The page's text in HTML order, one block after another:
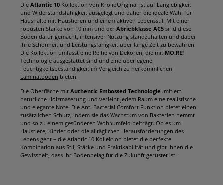
Die Atlantic 10 Kollektion von KronoOriginal ist auf Langlebigkeit
und Widerstandsfähigkeit ausgelegt und daher die ideale Wahl für
Haushalte mit Haustieren und einem aktiven Lebensstil. Mit einer
robusten Stärke von 10 mm und der Abriebklasse AC5 sind diese
Böden dafür gemacht, intensiver Nutzung standzuhalten und dabei
ihre Schönheit und Leistungsfähigkeit über lange Zeit zu bewahren.
Die Kollektion umfasst eine Reihe von Dekoren, die mit MO.RE!
Technologie ausgestattet sind und eine überlegene
Feuchtigkeitsbeständigkeit im Vergleich zu herkömmlichen
Laminatböden bieten.
Die Oberfläche mit Authentic Embossed Technologie imitiert
natürliche Holzmaserung und verleiht jedem Raum eine realistische
und elegante Note. Die Anti Bacterial Comfort Funktion bietet einen
zusätzlichen Schutz, indem sie das Wachstum von Bakterien hemmt
und so zu einem gesünderen Wohnumfeld beiträgt. Ob es um
Haustiere, Kinder oder die alltäglichen Herausforderungen des
Lebens geht – die Atlantic 10 Kollektion bietet die perfekte
Kombination aus Stil, Stärke und Praktikabilität und gibt Ihnen die
Gewissheit, dass Ihr Bodenbelag für die Zukunft gerüstet ist.